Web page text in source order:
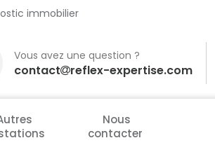
immobilier
Vous avez une question ?
contact reflex-expertise.com
Nous
contacter